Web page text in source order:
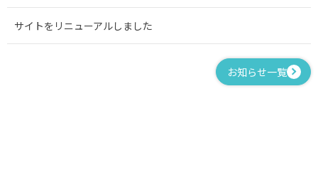
サイトをリニューアルしました
お知らせ一覧